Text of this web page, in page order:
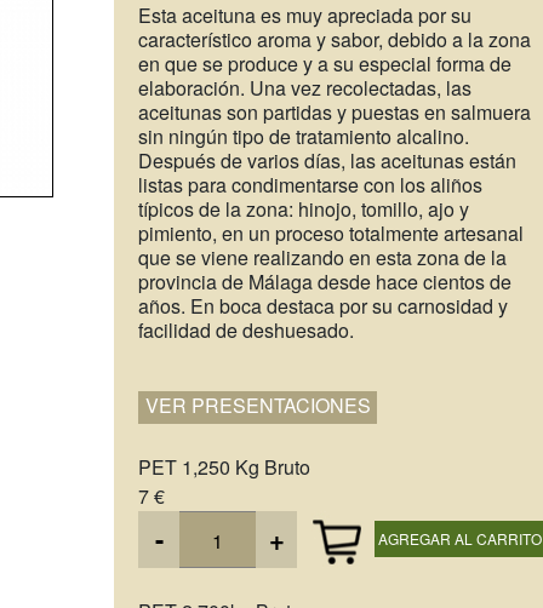
Esta aceituna es muy apreciada por su
característico aroma y sabor, debido a la zona
en que se produce y a su especial forma de
elaboración. Una vez recolectadas, las
aceitunas son partidas y puestas en salmuera
sin ningún tipo de tratamiento alcalino.
Después de varios días, las aceitunas están
listas para condimentarse con los aliños
típicos de la zona: hinojo, tomillo, ajo y
pimiento, en un proceso totalmente artesanal
que se viene realizando en esta zona de la
provincia de Málaga desde hace cientos de
años. En boca destaca por su carnosidad y
facilidad de deshuesado.
VER PRESENTACIONES
PET 1,250 Kg Bruto
7 €
- + AGREGAR AL CARRITO